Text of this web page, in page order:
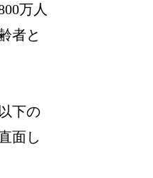
万人
者と
下の
面し